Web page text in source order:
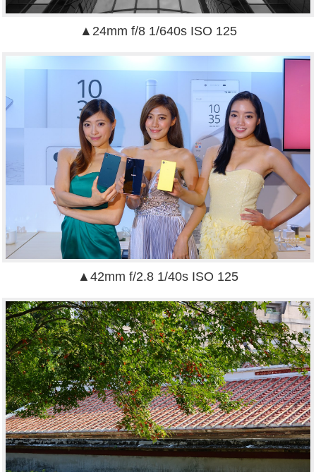
▲24mm f/8 1/640s ISO 125
▲42mm f/2.8 1/40s ISO 125